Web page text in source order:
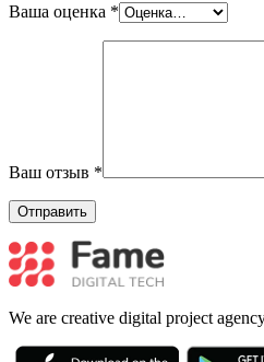
Ваша оценка *
Ваш отзыв *
We are creative digital project